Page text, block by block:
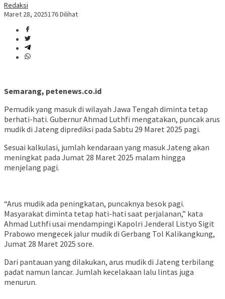
Redaksi
Maret 28, 2025176 Dilihat
Semarang, petenews.co.id
Pemudik yang masuk di wilayah Jawa Tengah diminta tetap
berhati-hati. Gubernur Ahmad Luthfi mengatakan, puncak arus
mudik di Jateng diprediksi pada Sabtu 29 Maret 2025 pagi.
Sesuai kalkulasi, jumlah kendaraan yang masuk Jateng akan
meningkat pada Jumat 28 Maret 2025 malam hingga
menjelang pagi.
“Arus mudik ada peningkatan, puncaknya besok pagi.
Masyarakat diminta tetap hati-hati saat perjalanan,” kata
Ahmad Luthfi usai mendampingi Kapolri Jenderal Listyo Sigit
Prabowo mengecek jalur mudik di Gerbang Tol Kalikangkung,
Jumat 28 Maret 2025 sore.
Dari pantauan yang dilakukan, arus mudik di Jateng terbilang
padat namun lancar. Jumlah kecelakaan lalu lintas juga
menurun.